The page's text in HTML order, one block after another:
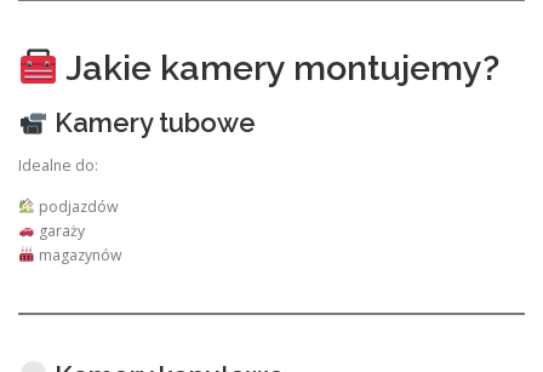
Jakie kamery montujemy?
Kamery tubowe
Idealne do:
podjazdów
garaży
magazynów